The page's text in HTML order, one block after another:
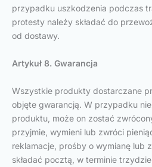
przypadku uszkodzenia podczas
protesty należy składać do
od dostawy.
Artykuł 8. Gwarancja
Wszystkie produkty dostarczane
objęte gwarancją. W przypadku
produktu, może on zostać
przyjmie, wymieni lub zwróci
reklamacje, prośby o wymianę lub
składać pocztą, w terminie